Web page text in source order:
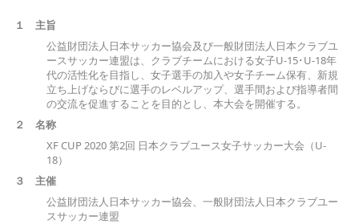
１ 主旨
公益財団法人日本サッカー協会及び一般財団法人日本クラブユ
ースサッカー連盟は、クラブチームにおける女子U-15･U-18年
代の活性化を目指し、女子選手の加入や女子チーム保有、新規
立ち上げならびに選手のレベルアップ、選手間および指導者間
の交流を促進することを目的とし、本大会を開催する。
２ 名称
XF CUP 2020第2回 日本クラブユース女子サッカー大会（U-
18）
３ 主催
公益財団法人日本サッカー協会、一般財団法人日本クラブユー
スサッカー連盟